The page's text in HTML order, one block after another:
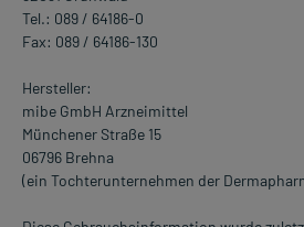
Tel.: 089 / 64186-0
Fax: 089 / 64186-130
Hersteller:
mibe GmbH Arzneimittel
Münchener Straße 15
06796 Brehna
(ein Tochterunternehmen der